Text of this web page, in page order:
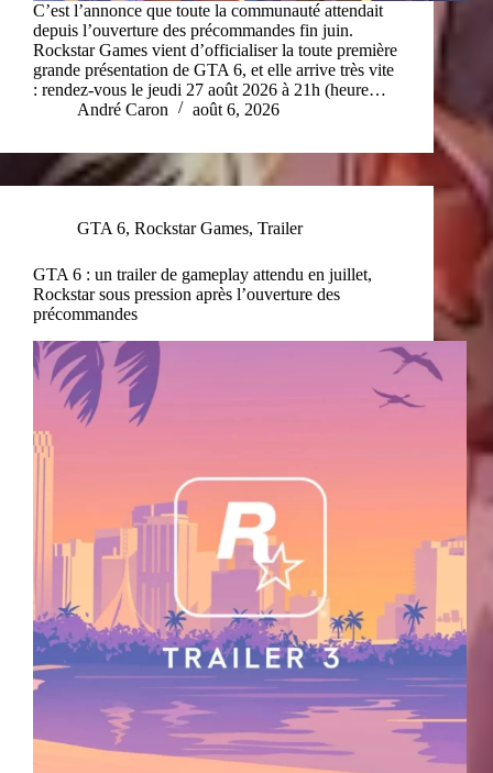
C’est l’annonce que toute la communauté attendait
depuis l’ouverture des précommandes fin juin.
Rockstar Games vient d’officialiser la toute première
grande présentation de GTA 6, et elle arrive très vite
: rendez-vous le jeudi 27 août 2026 à 21h (heure…
André Caron
août 6, 2026
GTA 6, Rockstar Games, Trailer
GTA 6 : un trailer de gameplay attendu en juillet,
Rockstar sous pression après l’ouverture des
précommandes